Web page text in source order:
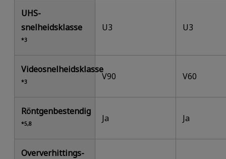
UHS-
snelheidsklasse
*3
U3 U3
Videosnelheidsklasse
*3 V90 V60
Röntgenbestendig
*5,8 Ja Ja
Oververhittings-